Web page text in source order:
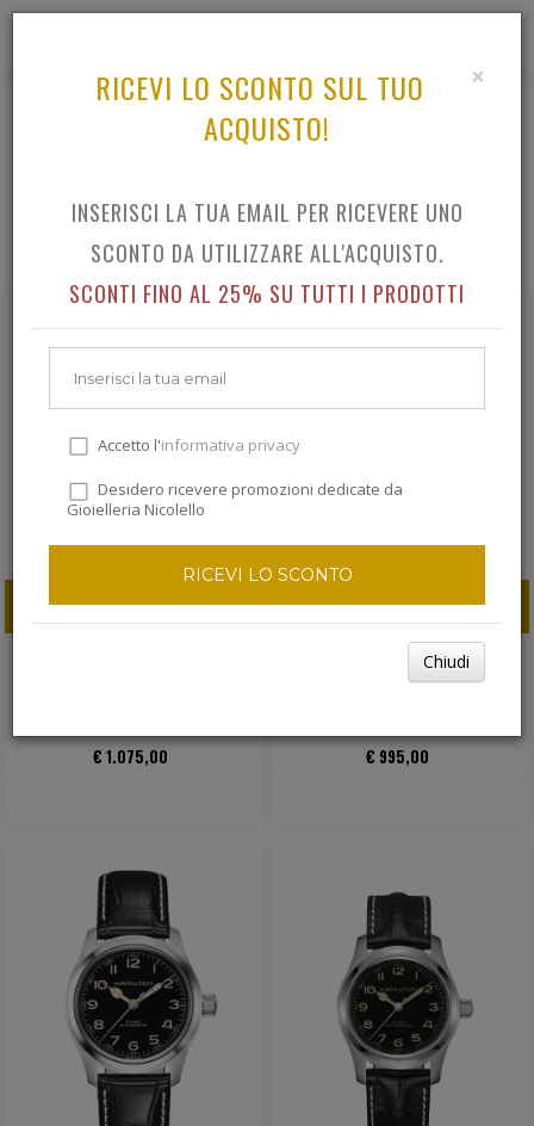
ACQUISTA ORA
€ 1.075,00
ACQUISTA ORA
HAMILTON KHAKI FIELD
€ 995,00
×
RICEVI LO SCONTO SUL TUO
ACQUISTO!
INSERISCI LA TUA EMAIL PER RICEVERE UNO
SCONTO DA UTILIZZARE ALL'ACQUISTO.
SCONTI FINO AL 25% SU TUTTI I PRODOTTI
Accetto l'informativa privacy
Desidero ricevere promozioni dedicate da
Gioielleria Nicolello
RICEVI LO SCONTO
Chiudi